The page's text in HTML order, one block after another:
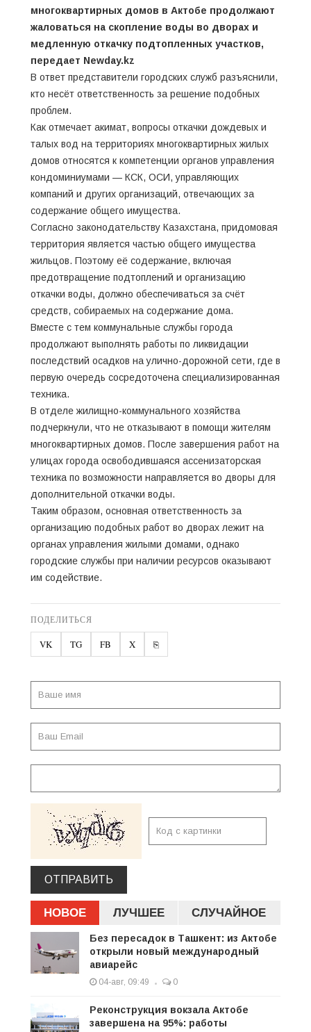
многоквартирных домов в Актобе продолжают
жаловаться на скопление воды во дворах и
медленную откачку подтопленных участков,
передает Newday.kz
В ответ представители городских служб разъяснили,
кто несёт ответственность за решение подобных
проблем.
Как отмечает акимат, вопросы откачки дождевых и
талых вод на территориях многоквартирных жилых
домов относятся к компетенции органов управления
кондоминиумами — КСК, ОСИ, управляющих
компаний и других организаций, отвечающих за
содержание общего имущества.
Согласно законодательству Казахстана, придомовая
территория является частью общего имущества
жильцов. Поэтому её содержание, включая
предотвращение подтоплений и организацию
откачки воды, должно обеспечиваться за счёт
средств, собираемых на содержание дома.
Вместе с тем коммунальные службы города
продолжают выполнять работы по ликвидации
последствий осадков на улично-дорожной сети, где в
первую очередь сосредоточена специализированная
техника.
В отделе жилищно-коммунального хозяйства
подчеркнули, что не отказывают в помощи жителям
многоквартирных домов. После завершения работ на
улицах города освободившаяся ассенизаторская
техника по возможности направляется во дворы для
дополнительной откачки воды.
Таким образом, основная ответственность за
организацию подобных работ во дворах лежит на
органах управления жилыми домами, однако
городские службы при наличии ресурсов оказывают
им содействие.
ПОДЕЛИТЬСЯ
VK TG FB X ⎘
ОТПРАВИТЬ
НОВОЕ ЛУЧШЕЕ СЛУЧАЙНОЕ
Без пересадок в Ташкент: из Актобе
открыли новый международный
авиарейс
04-авг, 09:49 0
Реконструкция вокзала Актобе
завершена на 95%: работы